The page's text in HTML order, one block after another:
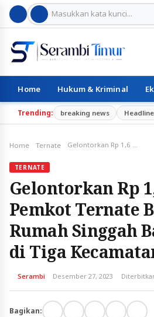
Home Hukum & Kriminal
Trending: breaking news Headline
Home Ternate Gelontorkan Rp 1,6 miliar, Pemkot Ternate Bangun Rumah Singgah Bagi Warga di Tiga Kecamatan Terluar
TERNATE
Gelontorkan Rp
Pemkot Ternate
Rumah Singgah
di Tiga
Serambi Desember 27, 2023
Bagikan: